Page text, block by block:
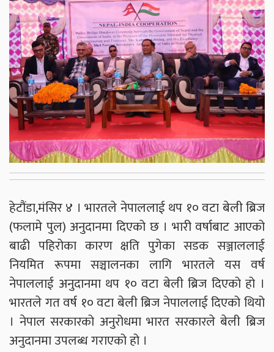
हेटौंडा,मंसिर ४ । भारतले नेपाललाई थप १० वटा बेली ब्रिज
(फलामे पुल) अनुदानमा दिएको छ । भारी वर्षाबाट आएको
बाढी पहिरोका कारण क्षति पुगेका सडक सञ्जाललाई
नियमित रूपमा सञ्चालनका लागि भारतले यस वर्ष
नेपाललाई अनुदानमा थप १० वटा बेली ब्रिज दिएको हो ।
भारतले गत वर्ष १० वटा बेली ब्रिज नेपाललाई दिएको थियो
। नेपाल सरकारको अनुरोधमा भारत सरकारले बेली ब्रिज
अनुदानमा उपलब्ध गराएको हो ।